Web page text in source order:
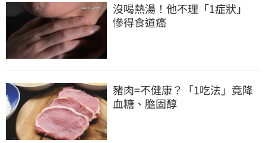
沒喝熱湯！他不理「1症狀」
慘得食道癌
豬肉=不健康？「1吃法」竟降
血糖、膽固醇